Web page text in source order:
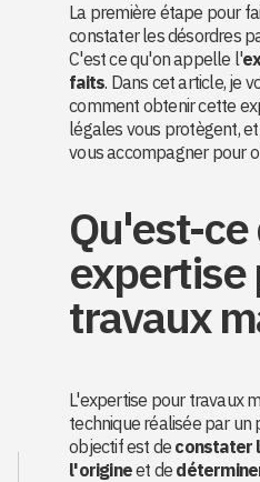
La première étape pour
constater les désordres
C'est ce qu'on appelle l'
faits. Dans cet article, je
comment obtenir cette
légales vous protègent,
vous accompagner pour
Qu'est-
expertise
travaux
L'expertise pour travaux
technique réalisée par un
objectif est de constater
l'origineet de